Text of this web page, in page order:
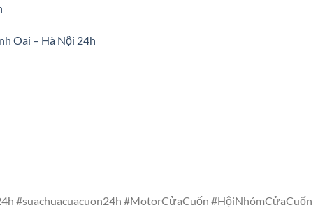
Oai – Hà Nội 24h
#suachuacuacuon24h #MotorCửaCuốn #HộiNhómCửaCuốn